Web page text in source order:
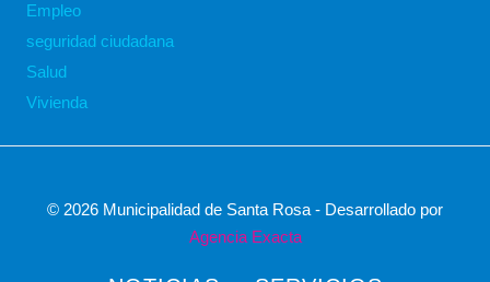
Empleo
seguridad ciudadana
Salud
Vivienda
© 2026 Municipalidad de Santa Rosa - Desarrollado por
Agencia Exacta